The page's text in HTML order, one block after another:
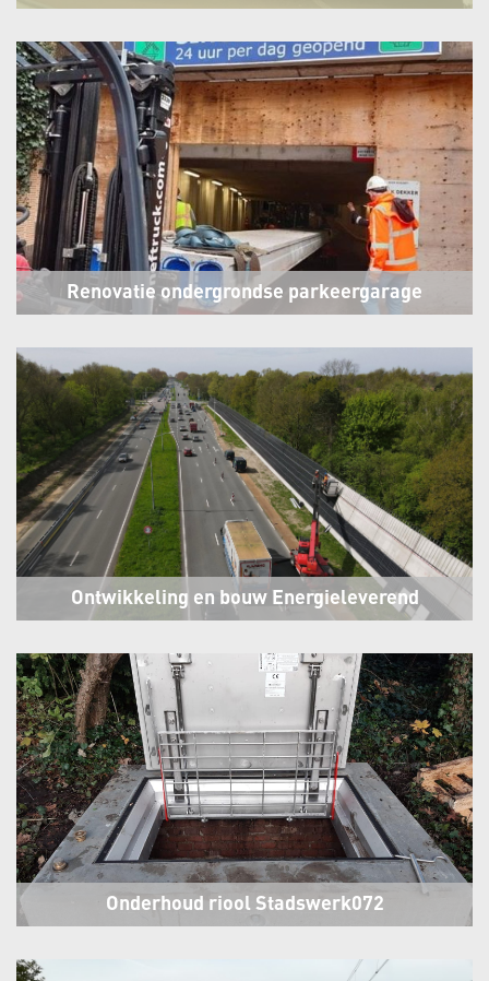
Alkmaar
Renovatie ondergrondse parkeergarage
Ontwikkeling en bouw Energieleverend
Alkmaar
Onderhoud riool Stadswerk072